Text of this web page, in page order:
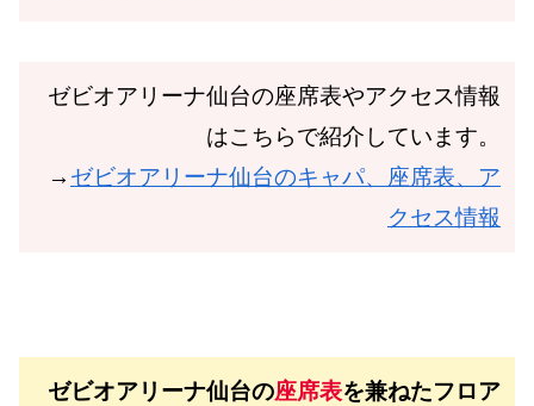
ゼビオアリーナ仙台の座席表やアクセス情報
はこちらで紹介しています。
→ ゼビオアリーナ仙台のキャパ、座席表、ア
クセス情報
ゼビオアリーナ仙台の座席表を兼ねたフロア